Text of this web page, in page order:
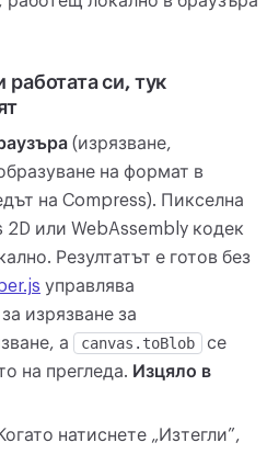
си, тук
(изрязване,
на формат в
на Compress). Пикселна
или WebAssembly кодек
Резултатът е готов без
управлява
изрязване за
а
canvas.toBlob
се
на прегледа. Изцяло в
натиснете „Изтегли”,